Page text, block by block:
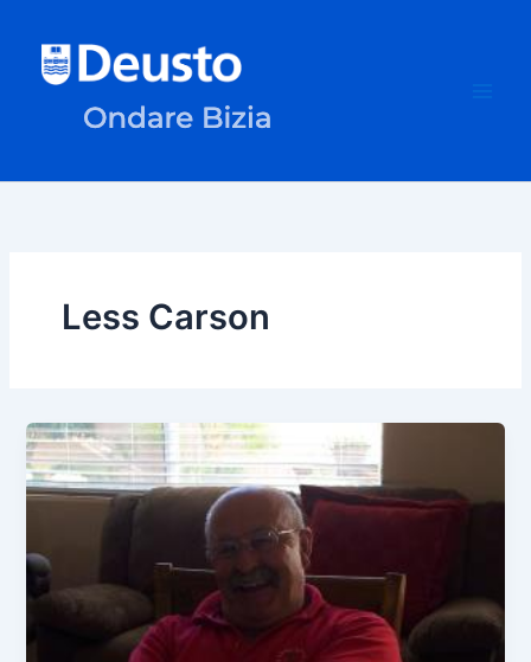
contenido
Less Carson